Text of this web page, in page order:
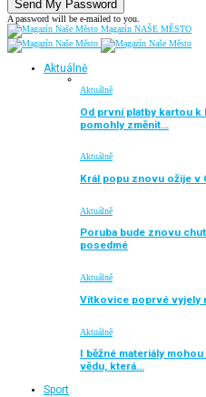
A password will be e-mailed to you.
Magazín NAŠE MĚSTO
Aktuálně
Aktuálně
Od první platby kartou
pomohly změnit…
Aktuálně
Král popu znovu ožije v
Aktuálně
Poruba bude znovu
posedmé
Aktuálně
Vítkovice poprvé vyjely
Aktuálně
I běžné materiály
vědu, která…
Sport